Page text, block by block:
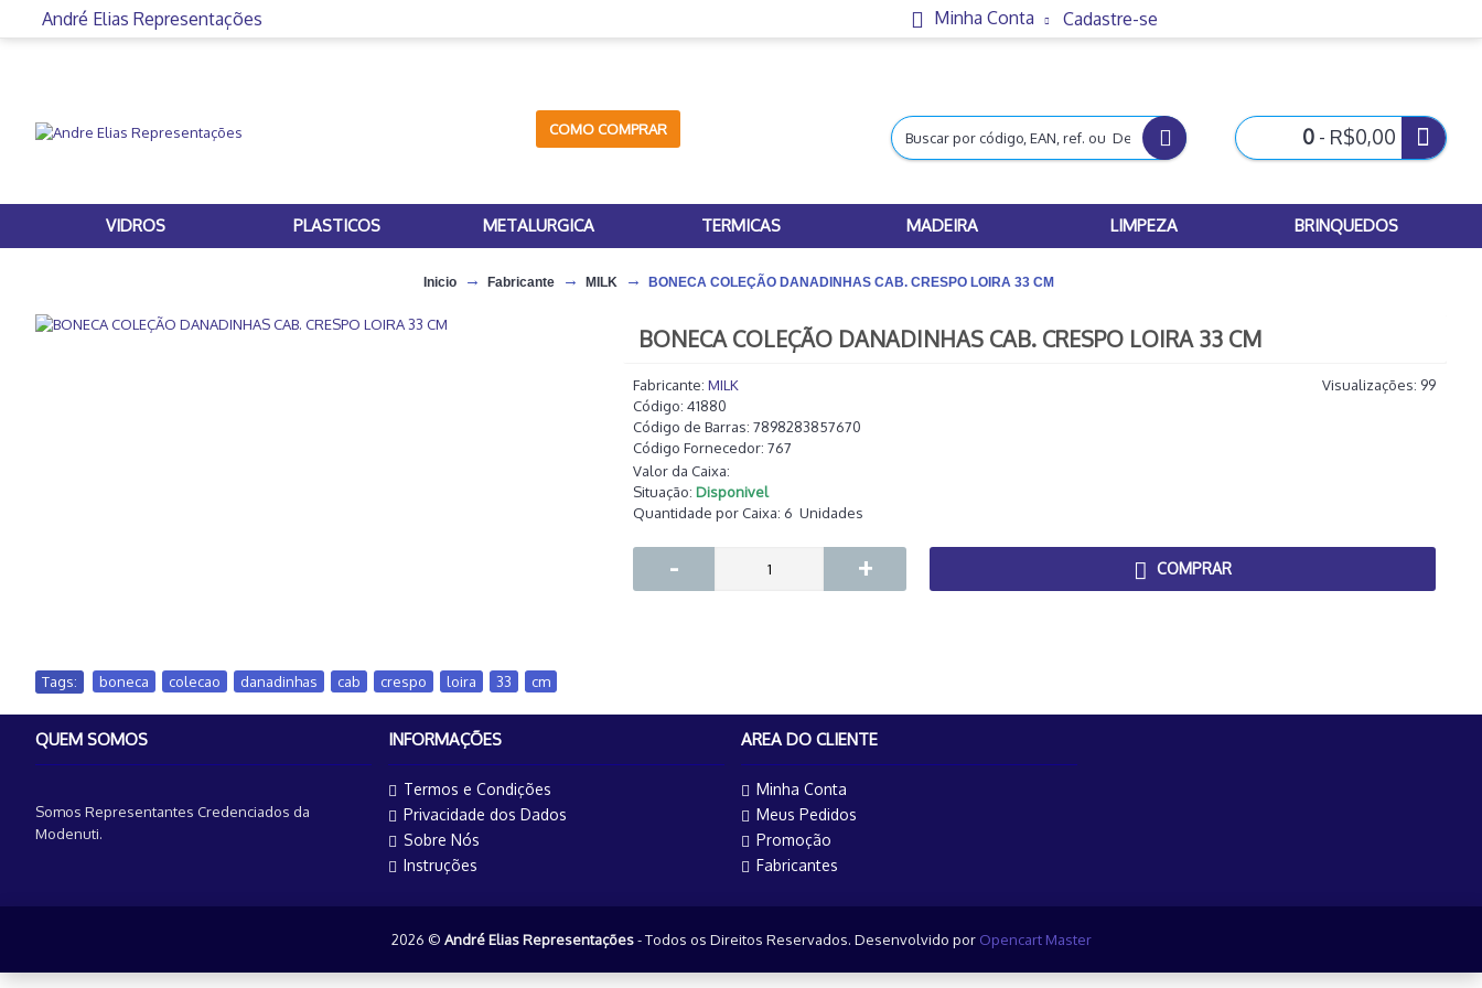
André Elias Representações Minha Conta Cadastre-se
COMO COMPRAR 0 - R$0,00
VIDROS PLASTICOS METALURGICA TERMICAS MADEIRA LIMPEZA BRINQUEDOS
Inicio Fabricante MILK BONECA COLEÇÃO DANADINHAS CAB. CRESPO LOIRA 33 CM
BONECA COLEÇÃO DANADINHAS CAB. CRESPO LOIRA 33 CM
Visualizações: 99
Fabricante: MILK
Código: 41880
Código de Barras: 7898283857670
Código Fornecedor: 767
Valor da Caixa:
Situação: Disponivel
Quantidade por Caixa: 6 Unidades
- + COMPRAR
Tags: boneca colecao danadinhas cab crespo loira 33 cm
QUEM SOMOS
Somos Representantes Credenciados da
Modenuti.
INFORMAÇÕES
Termos e Condições
Privacidade dos Dados
Sobre Nós
Instruções
AREA DO CLIENTE
Minha Conta
Meus Pedidos
Promoção
Fabricantes
2026 © André Elias Representações- Todos os Direitos Reservados. Desenvolvido por Opencart Master